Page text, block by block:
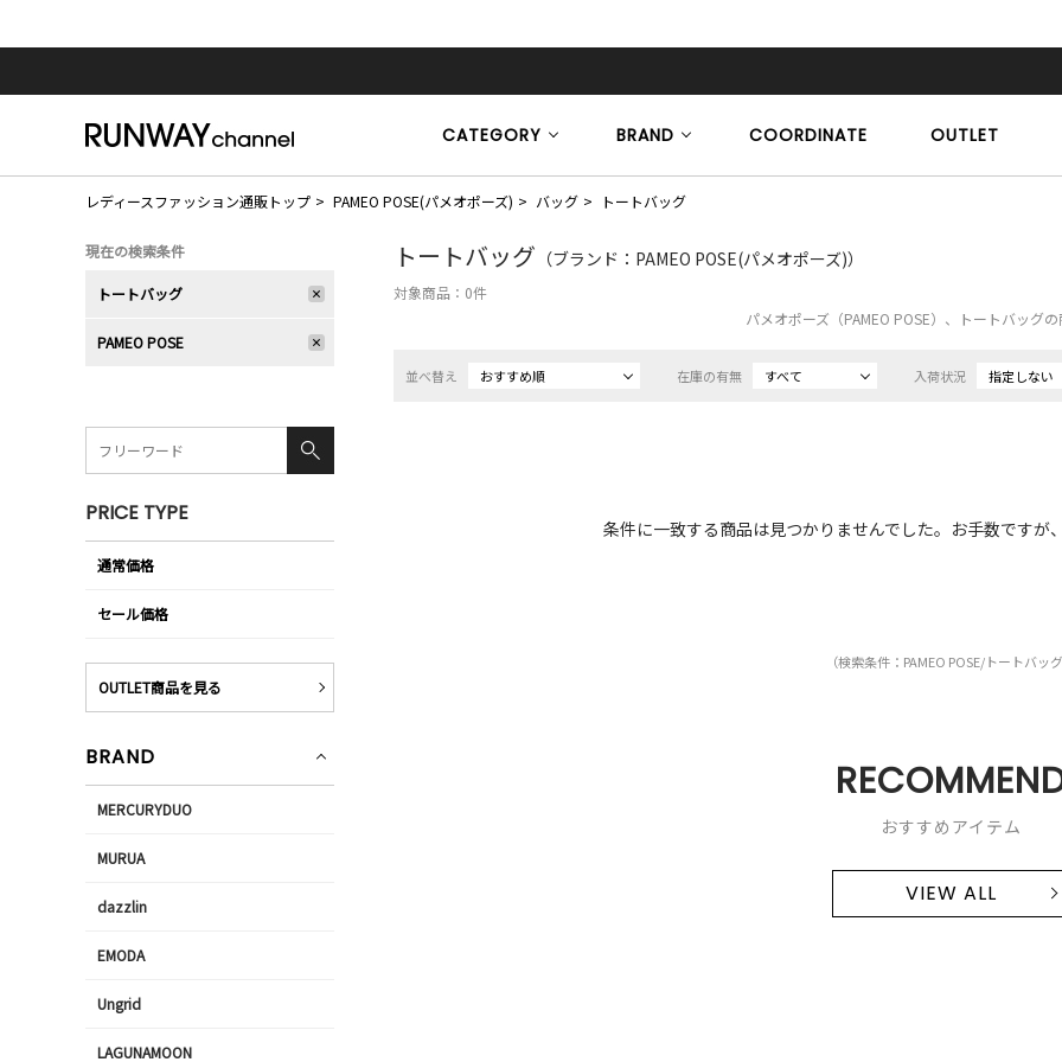
CATEGORY BRAND COORDINATE OUTLET
レディースファッション通販トップ PAMEO POSE(パメオポーズ) バッグ トートバッグ
トートバッグ （ブランド：PAMEO POSE(パメオポーズ)）
対象商品： 0件
パメオポーズ（PAMEO POSE）、トートバッグ
並べ替え おすすめ順 在庫の有無 すべて 入荷状況 指定しない
条件に一致する商品は見つかりませんでした。お手数ですが
（検索条件：PAMEO POSE/トートバッ
おすすめアイテム
VIEW ALL
現在の検索条件
トートバッグ
PAMEO POSE
PRICE TYPE
通常価格
セール価格
OUTLET商品を見る
BRAND
MERCURYDUO
MURUA
dazzlin
EMODA
Ungrid
LAGUNAMOON